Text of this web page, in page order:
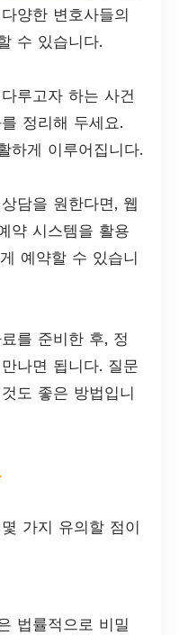
양한 변호사들의
수 있습니다.
루고자 하는 사건
정리해 두세요.
하게 이루어집니다.
담을 원한다면, 웹
약 시스템을 활용
예약할 수 있습니
를 준비한 후, 정
나면 됩니다. 질문
도 좋은 방법입니
가지 유의할 점이
법률적으로 비밀